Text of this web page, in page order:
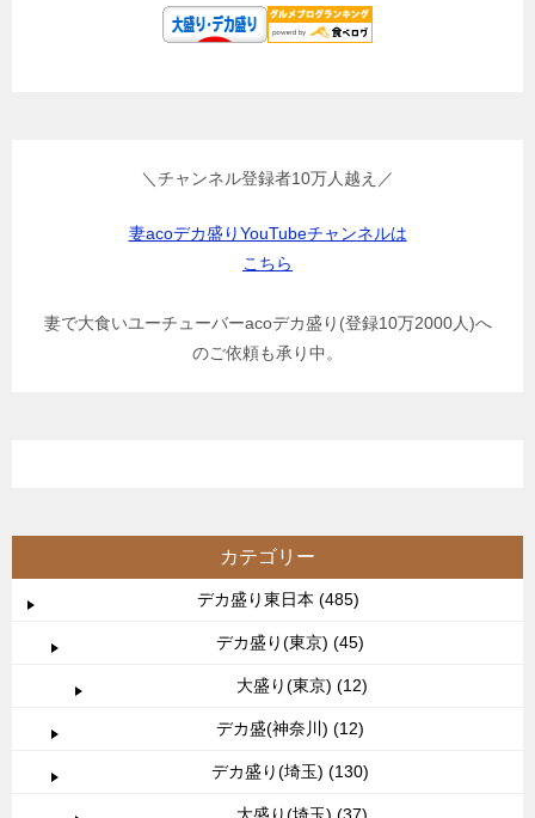
＼チャンネル登録者10万人越え／
妻acoデカ盛りYouTubeチャンネルは
こちら
妻で大食いユーチューバーacoデカ盛り(登録10万2000人)へ
のご依頼も承り中。
カテゴリー
デカ盛り東日本 (485)
デカ盛り(東京) (45)
大盛り(東京) (12)
デカ盛(神奈川) (12)
デカ盛り(埼玉) (130)